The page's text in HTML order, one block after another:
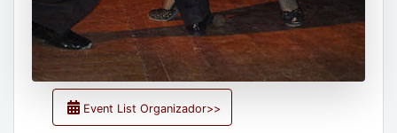
Event List Organizador>>